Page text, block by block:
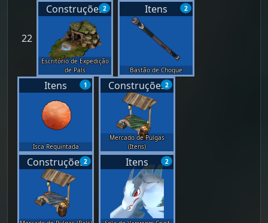
22
2
Construções
Escritório de Expedição
de Pals
2
Itens
Bastão de Choque
1
Itens
Isca Requintada
2
Construções
Mercado de Pulgas
(Itens)
2
Construções 2
Itens